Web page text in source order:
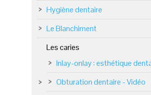
Hygiène dentaire
Le Blanchiment
Les caries
Inlay-onlay : esthétique
Obturation dentaire - Vidéo